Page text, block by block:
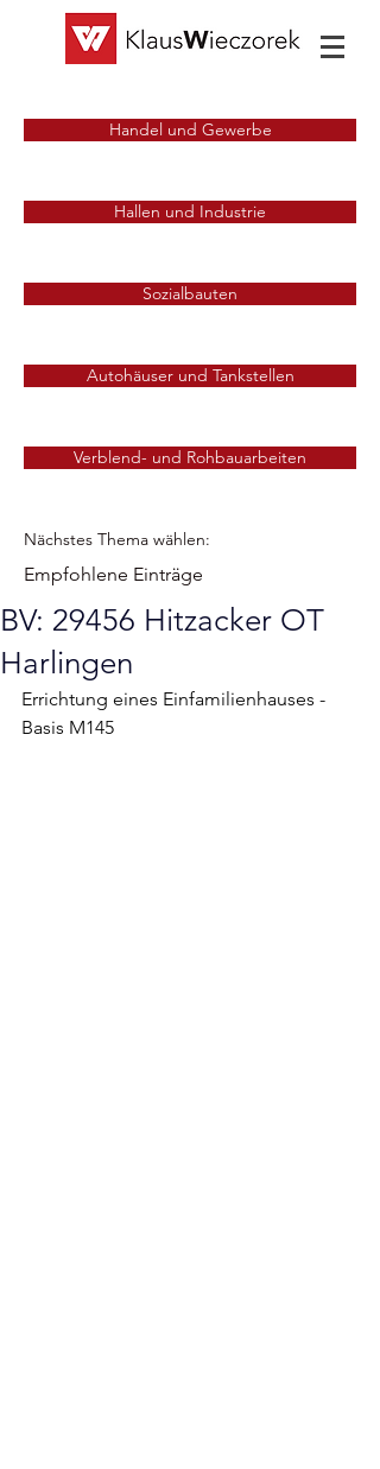
Handel und Gewerbe
Hallen und Industrie
Sozialbauten
Autohäuser und Tankstellen
Verblend- und Rohbauarbeiten
Nächstes Thema wählen:
Empfohlene Einträge
BV: 29456 Hitzacker OT
Harlingen
Errichtung eines Einfamilienhauses -
Basis M145